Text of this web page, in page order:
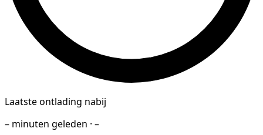
Laatste ontlading nabij
– minuten geleden · –